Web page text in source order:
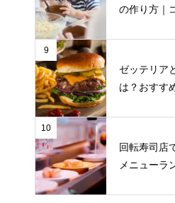
の作り方｜
9
ゼッテリア
は？おすす
10
回転寿司店
メニューラ